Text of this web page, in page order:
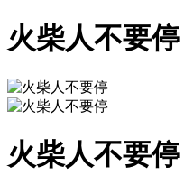
火柴人不要停
火柴人不要停